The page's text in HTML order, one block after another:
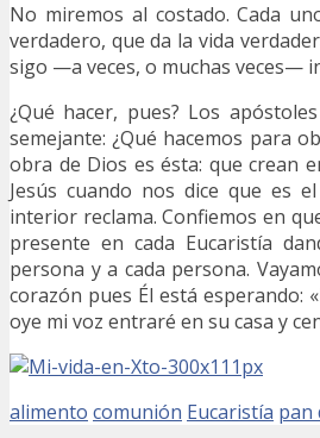
No miremos al costado. Cada
verdadero, que da la vida
sigo —a veces, o muchas veces—
¿Qué hacer, pues? Los
semejante: ¿Qué hacemos para
obra de Dios es ésta: que crean
Jesús cuando nos dice que es
interior reclama. Confiemos en
presente en cada Eucaristía
persona y a cada persona.
corazón pues Él está esperando:
oye mi voz entraré en su casa y
alimento comunión Eucaristía pan